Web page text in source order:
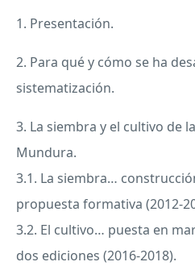
1. Presentación.
2. Para qué y cómo se ha
sistematización.
3. La siembra y el cultivo de
Mundura.
3.1. La siembra…
propuesta formativa (2012-
3.2. El cultivo… puesta en
dos ediciones (2016-2018).